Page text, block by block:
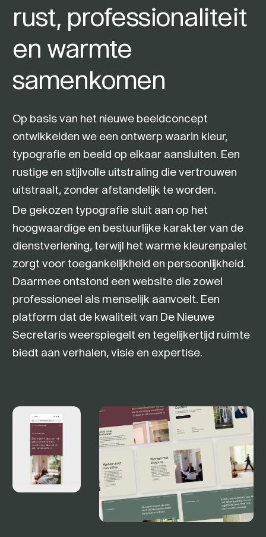
rust, professionaliteit
en warmte
samenkomen
Op basis van het nieuwe beeldconcept
ontwikkelden we een ontwerp waarin kleur,
typografie en beeld op elkaar aansluiten. Een
rustige en stijlvolle uitstraling die vertrouwen
uitstraalt, zonder afstandelijk te worden.
De gekozen typografie sluit aan op het
hoogwaardige en bestuurlijke karakter van de
dienstverlening, terwijl het warme kleurenpalet
zorgt voor toegankelijkheid en persoonlijkheid.
Daarmee ontstond een website die zowel
professioneel als menselijk aanvoelt. Een
platform dat de kwaliteit van De Nieuwe
Secretaris weerspiegelt en tegelijkertijd ruimte
biedt aan verhalen, visie en expertise.